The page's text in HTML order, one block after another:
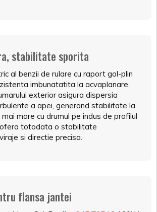
stabilitate sporita
al benzii de rulare cu raport gol-plin
imbunatatita la acvaplanare.
exterior asigura dispersia
a apei, generand stabilitate la
mare cu drumul pe indus de profilul
totodata o stabilitate
si directie precisa.
flansa jantei